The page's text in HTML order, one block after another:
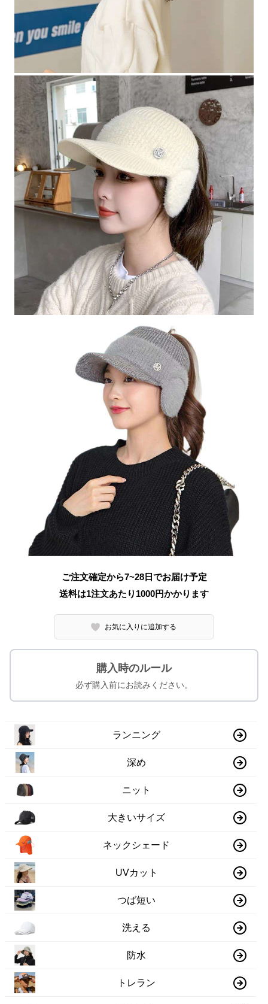
ご注文確定から7~28日でお届け予定
送料は1注文あたり 1000円かかります
お気に入りに追加する
購入時のルール
必ず購入前にお読みください。
ランニング
深め
ニット
大きいサイズ
ネックシェード
UVカット
つば短い
洗える
防水
トレラン